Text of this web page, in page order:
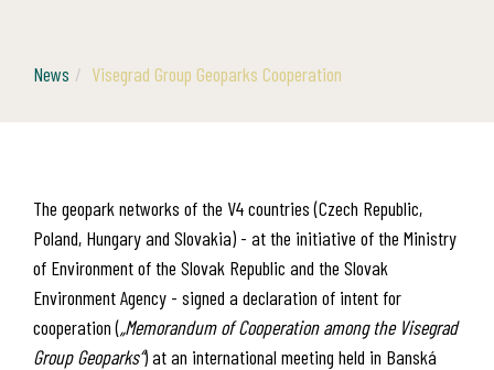
News Visegrad Group Geoparks Cooperation
The geopark networks of the V4 countries (Czech Republic,
Poland, Hungary and Slovakia) - at the initiative of the Ministry
of Environment of the Slovak Republic and the Slovak
Environment Agency - signed a declaration of intent for
cooperation („Memorandum of Cooperation among the Visegrad
Group Geoparks“) at an international meeting held in Banská